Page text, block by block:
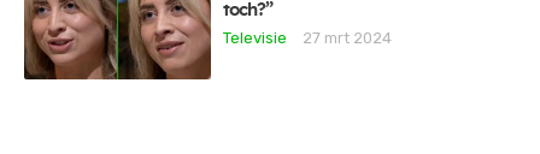
toch?”
Televisie
27 mrt 2024